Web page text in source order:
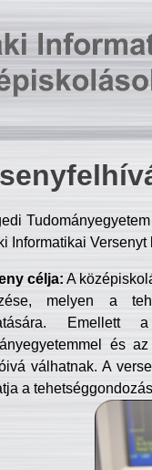
Informatikai
célja: A
melyen a
Emellett
és
válhatnak. A
a